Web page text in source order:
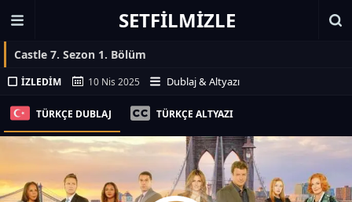
SETFILMIZLE
Castle 7. Sezon 1. Bölüm
İZLEDIM 10 Nis 2025 Dublaj & Altyazı
TÜRKÇE DUBLAJ TÜRKÇE ALTYAZI